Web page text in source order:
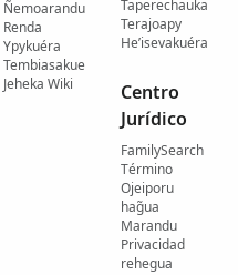
Ñemoarandu
Renda
Ypykuéra
Tembiasakue
Jeheka Wiki
Taperechauka
Terajoapy
He’isevakuéra
Centro
Jurídico
FamilySearch
Término
Ojeiporu
hag̃ua
Marandu
Privacidad
rehegua